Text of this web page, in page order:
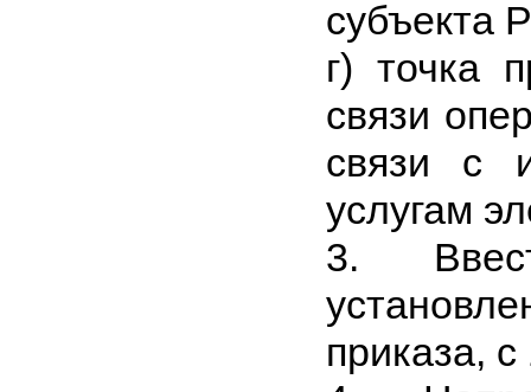
субъекта
г) точка
связи
связи с
услугам
3.
приказа,